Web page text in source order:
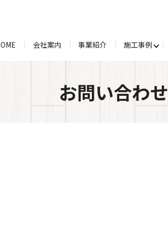
会社案内 事業紹介 施工事例
お問い合わせ